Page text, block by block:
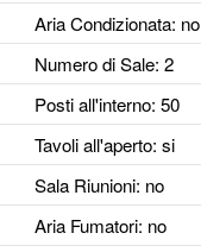
Aria Condizionata: no
Numero di Sale: 2
Posti all'interno: 50
Tavoli all'aperto: si
Sala Riunioni: no
Aria Fumatori: no